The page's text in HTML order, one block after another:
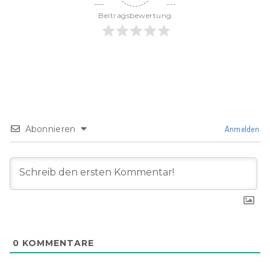
Beitragsbewertung
Abonnieren Anmelden
0 KOMMENTARE